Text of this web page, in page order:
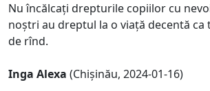
Nu încălcați drepturile copiilor cu
noștri au dreptul la o viață decentă ca
de rînd.
Inga Alexa (Chișinău, 2024-01-16)